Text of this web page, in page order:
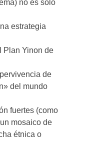
no es solo
estrategia
Plan Yinon de
de
del mundo
fuertes (como
mosaico de
étnica o